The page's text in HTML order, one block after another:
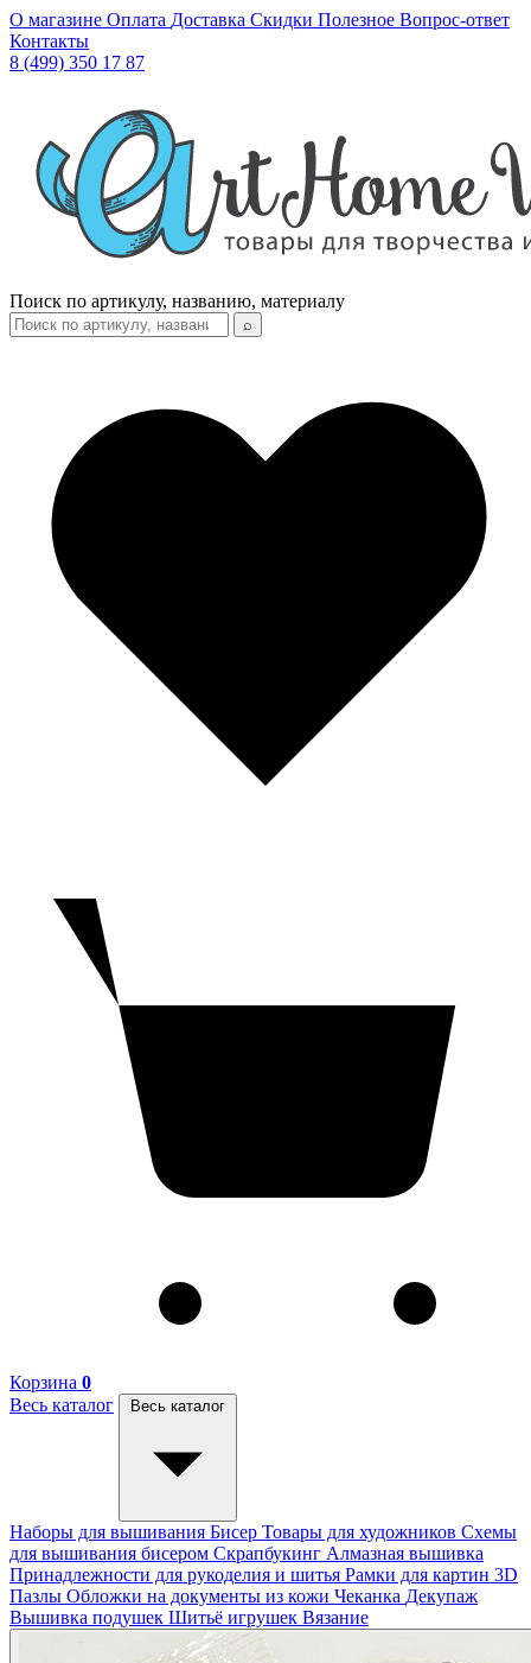
О магазине Оплата Доставка Скидки Полезное Вопрос-ответ
Контакты
8 (499) 350 17 87
Поиск по артикулу, названию, материалу
⌕
Корзина 0
Весь каталог
Весь каталог
Наборы для вышивания Бисер Товары для художников Схемы
для вышивания бисером Скрапбукинг Алмазная вышивка
Принадлежности для рукоделия и шитья Рамки для картин 3D
Пазлы Обложки на документы из кожи Чеканка Декупаж
Вышивка подушек Шитьё игрушек Вязание